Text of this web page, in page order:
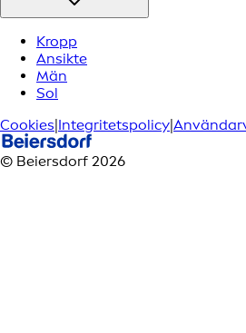
Kropp
Ansikte
Män
Sol
Cookies|Integritetspolicy|
© Beiersdorf 2026